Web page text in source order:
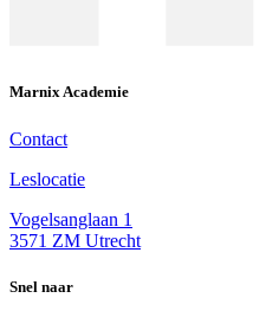
Marnix Academie
Contact
Leslocatie
Vogelsanglaan 1
3571 ZM Utrecht
Snel naar